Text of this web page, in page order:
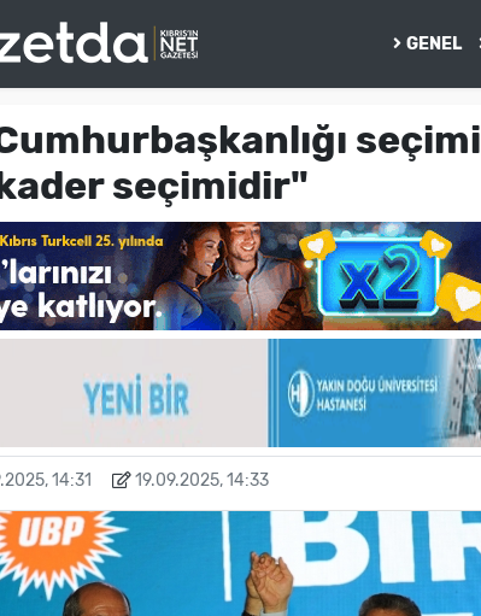
GENEL
seçimi
seçimidir"
14:31 19.09.2025, 14:33